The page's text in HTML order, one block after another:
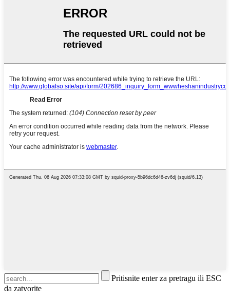
Pritisnite enter za pretragu ili ESC
da zatvorite